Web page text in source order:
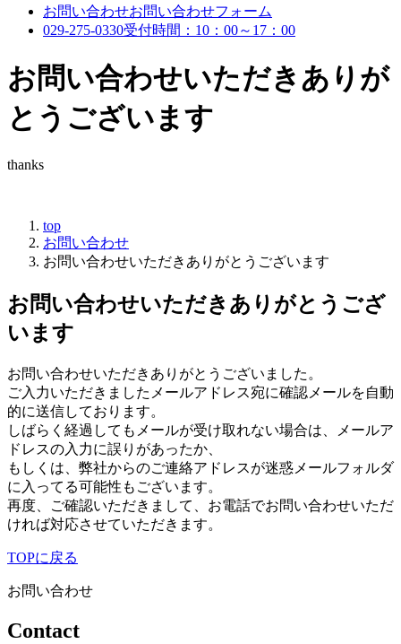
お問い合わせお問い合わせフォーム
029-275-0330受付時間：10：00～17：00
お問い合わせいただきありが
とうございます
thanks
top
お問い合わせ
お問い合わせいただきありがとうございます
お問い合わせいただきありがとうござ
います
お問い合わせいただきありがとうございました。
ご入力いただきましたメールアドレス宛に確認メールを自動
的に送信しております。
しばらく経過してもメールが受け取れない場合は、メールア
ドレスの入力に誤りがあったか、
もしくは、弊社からのご連絡アドレスが迷惑メールフォルダ
に入ってる可能性もございます。
再度、ご確認いただきまして、お電話でお問い合わせいただ
ければ対応させていただきます。
TOPに戻る
お問い合わせ
Contact